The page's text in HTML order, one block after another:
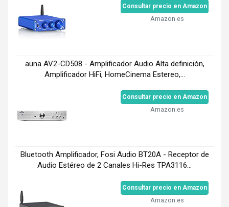
Consultar precio en Amazon
Amazon.es
auna AV2-CD508 - Amplificador Audio Alta definición,
Amplificador HiFi, HomeCinema Estereo,...
Consultar precio en Amazon
Amazon.es
Bluetooth Amplificador, Fosi Audio BT20A - Receptor de
Audio Estéreo de 2 Canales Hi-Res TPA3116...
Consultar precio en Amazon
Amazon.es